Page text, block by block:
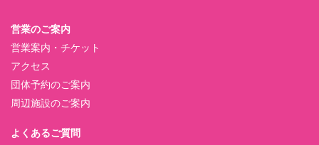
営業のご案内
営業案内・チケット
アクセス
団体予約のご案内
周辺施設のご案内
よくあるご質問